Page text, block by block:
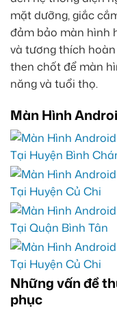
mặt dưỡng, giắc
đảm bảo màn hình
và tương thích
then chốt để màn
năng và tuổi thọ.
Màn Hình
Những vấn đề
phục